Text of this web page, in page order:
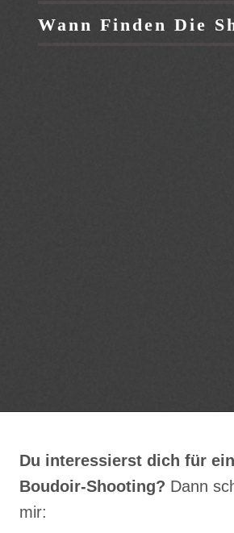
Wann Finden Die
Du interessierst dich für ein
Boudoir-Shooting? Dann
mir: